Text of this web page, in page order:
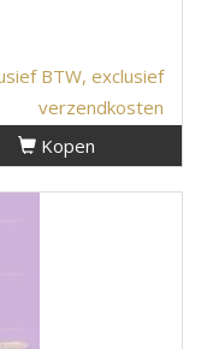
BTW, exclusief
verzendkosten
Kopen